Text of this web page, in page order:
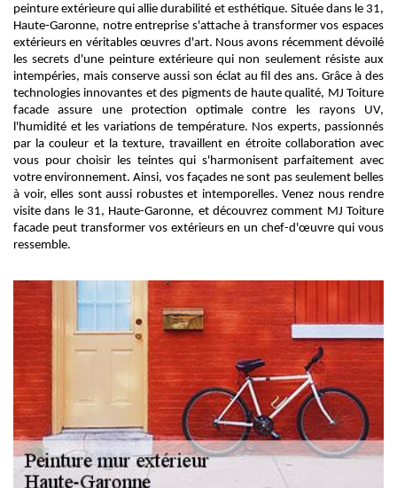
peinture extérieure qui allie durabilité et esthétique. Située dans le 31,
Haute-Garonne, notre entreprise s'attache à transformer vos espaces
extérieurs en véritables œuvres d'art. Nous avons récemment dévoilé
les secrets d'une peinture extérieure qui non seulement résiste aux
intempéries, mais conserve aussi son éclat au fil des ans. Grâce à des
technologies innovantes et des pigments de haute qualité, MJ Toiture
facade assure une protection optimale contre les rayons UV,
l'humidité et les variations de température. Nos experts, passionnés
par la couleur et la texture, travaillent en étroite collaboration avec
vous pour choisir les teintes qui s'harmonisent parfaitement avec
votre environnement. Ainsi, vos façades ne sont pas seulement belles
à voir, elles sont aussi robustes et intemporelles. Venez nous rendre
visite dans le 31, Haute-Garonne, et découvrez comment MJ Toiture
facade peut transformer vos extérieurs en un chef-d'œuvre qui vous
ressemble.